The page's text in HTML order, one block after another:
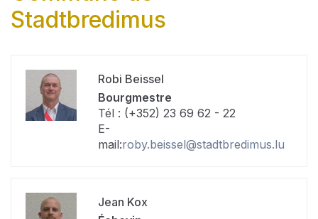
Stadtbredimus
Robi Beissel
Bourgmestre
Tél : (+352) 23 69 62 - 22
E-
mail:roby.beissel@stadtbredimus.lu
Jean Kox